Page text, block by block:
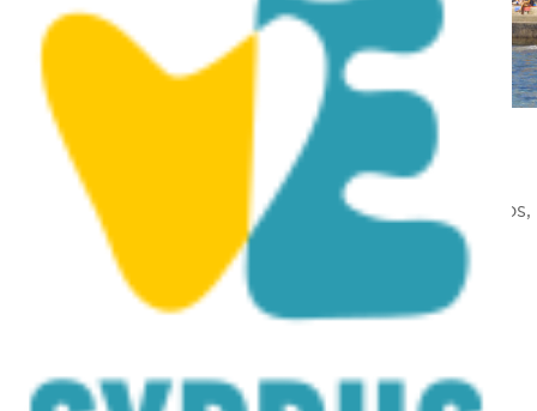
Plaża Miejskie Łaźnie – Blue Flag
Tętniąca życiem plaża w sercu Pafos (Paphos).
Położona w samym sercu turystycznej strefy Kato Pafos,
niedaleko głównej drogi Poseidonos Avenue, 100-
metrowa plaża Miejskie Łaźnie łączy w sobie elegancki
drewniany taras z piaszczystymi odcinkami, a także
okolicy.